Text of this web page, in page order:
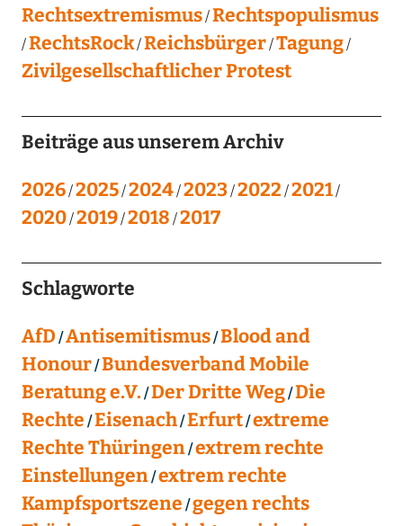
Rechtsextremismus Rechtspopulismus
RechtsRock Reichsbürger Tagung
Zivilgesellschaftlicher Protest
Beiträge aus unserem Archiv
2026 2025 2024 2023 2022 2021
2020 2019 2018 2017
Schlagworte
AfD Antisemitismus Blood and
Honour Bundesverband Mobile
Beratung e.V. Der Dritte Weg Die
Rechte Eisenach Erfurt extreme
Rechte Thüringen extrem rechte
Einstellungen extrem rechte
Kampfsportszene gegen rechts